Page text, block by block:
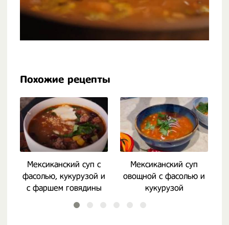
Похожие рецепты
Мексиканский суп с
фасолью, кукурузой и
с фаршем говядины
Мексиканский суп
овощной с фасолью и
кукурузой